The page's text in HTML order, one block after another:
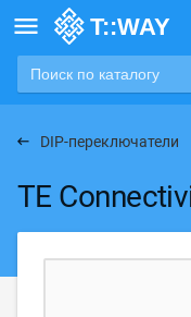

DIP-переключатели
TE